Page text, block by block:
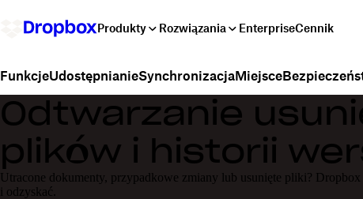
Produkty Rozwiązania EnterpriseCennik
FunkcjeUdostępnianieSynchronizacjaMiejsce
Odtwarzanie
plików i historii
Utracone dokumenty, przypadkowe zmiany lub usunięte pliki?
i odzyskać.